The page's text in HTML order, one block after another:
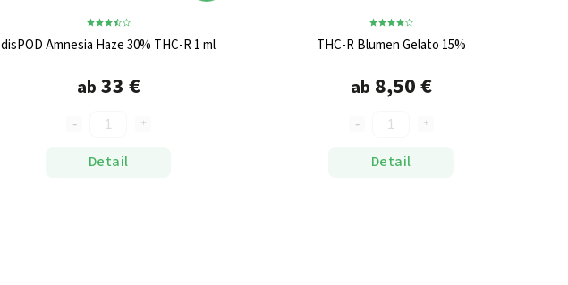
disPOD Amnesia Haze 30% THC-R 1 ml
ab 33 €
Detail
THC-R Blumen Gelato 15%
ab 8,50 €
Detail